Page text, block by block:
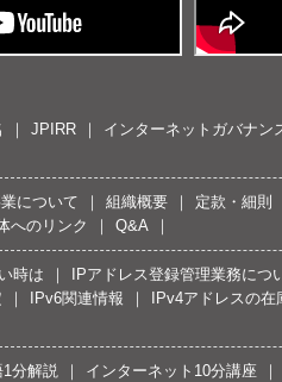
JPIRR インターネットガバナン
について 組織概要 定款・細則
へのリンク Q&A
時は IPアドレス登録管理業務につ
IPv6関連情報 IPv4アドレスの
分解説 インターネット10分講座